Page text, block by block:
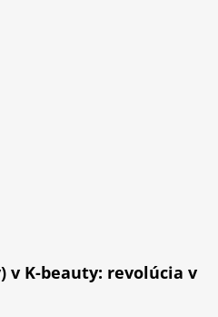
K-beauty: revolúcia v